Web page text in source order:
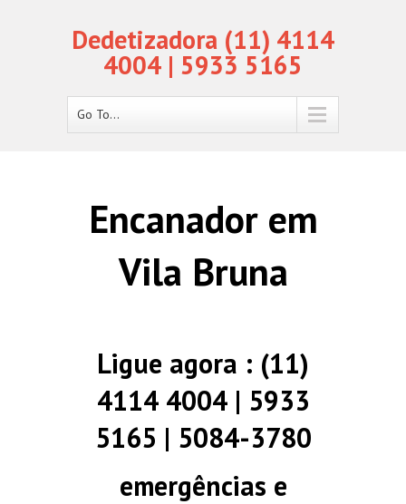
Dedetizadora (11) 4114
4004 | 5933 5165
Go To...
Encanador em
Vila Bruna
Ligue agora : (11)
4114 4004 | 5933
5165 | 5084-3780
emergências e